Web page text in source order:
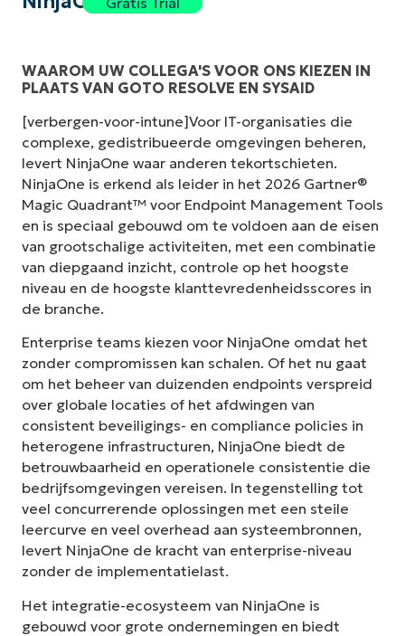
WAAROM UW COLLEGA'S VOOR ONS KIEZEN IN
PLAATS VAN GOTO RESOLVE EN SYSAID
[verbergen-voor-intune]Voor IT-organisaties die
complexe, gedistribueerde omgevingen beheren,
levert NinjaOne waar anderen tekortschieten.
NinjaOne is erkend als leider in het 2026 Gartner®
Magic Quadrant™ voor Endpoint Management Tools
en is speciaal gebouwd om te voldoen aan de eisen
van grootschalige activiteiten, met een combinatie
van diepgaand inzicht, controle op het hoogste
niveau en de hoogste klanttevredenheidsscores in
de branche.
Enterprise teams kiezen voor NinjaOne omdat het
zonder compromissen kan schalen. Of het nu gaat
om het beheer van duizenden endpoints verspreid
over globale locaties of het afdwingen van
consistent beveiligings- en compliance policies in
heterogene infrastructuren, NinjaOne biedt de
betrouwbaarheid en operationele consistentie die
bedrijfsomgevingen vereisen. In tegenstelling tot
veel concurrerende oplossingen met een steile
leercurve en veel overhead aan systeembronnen,
levert NinjaOne de kracht van enterprise-niveau
zonder de implementatielast.
Het integratie-ecosysteem van NinjaOne is
gebouwd voor grote ondernemingen en biedt